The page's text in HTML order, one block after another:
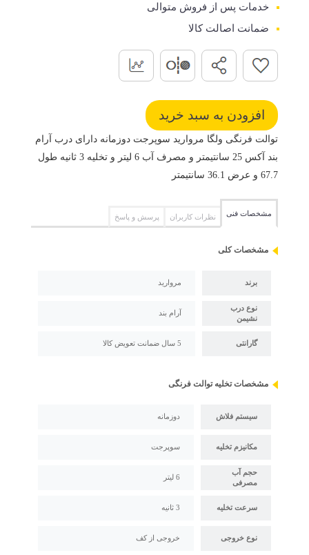
خدمات پس از فروش متوالی
ضمانت اصالت کالا
توالت فرنگی ولگا مروارید سوپرجت دوزمانه دارای درب آرام
بند آکس 25 سانتیمتر و مصرف آب 6 لیتر و تخلیه 3 ثانیه طول
67.7 و عرض 36.1 سانتیمتر
مشخصات فنی نظرات کاربران پرسش و پاسخ
مشخصات کلی
برند مروارید
نوع درب
نشیمن
آرام بند
گارانتی 5 سال ضمانت تعویض کالا
مشخصات تخلیه توالت فرنگی
سیستم فلاش دوزمانه
مکانیزم تخلیه سوپرجت
حجم آب
مصرفی
6 لیتر
سرعت تخلیه 3 ثانیه
نوع خروجی خروجی از کف